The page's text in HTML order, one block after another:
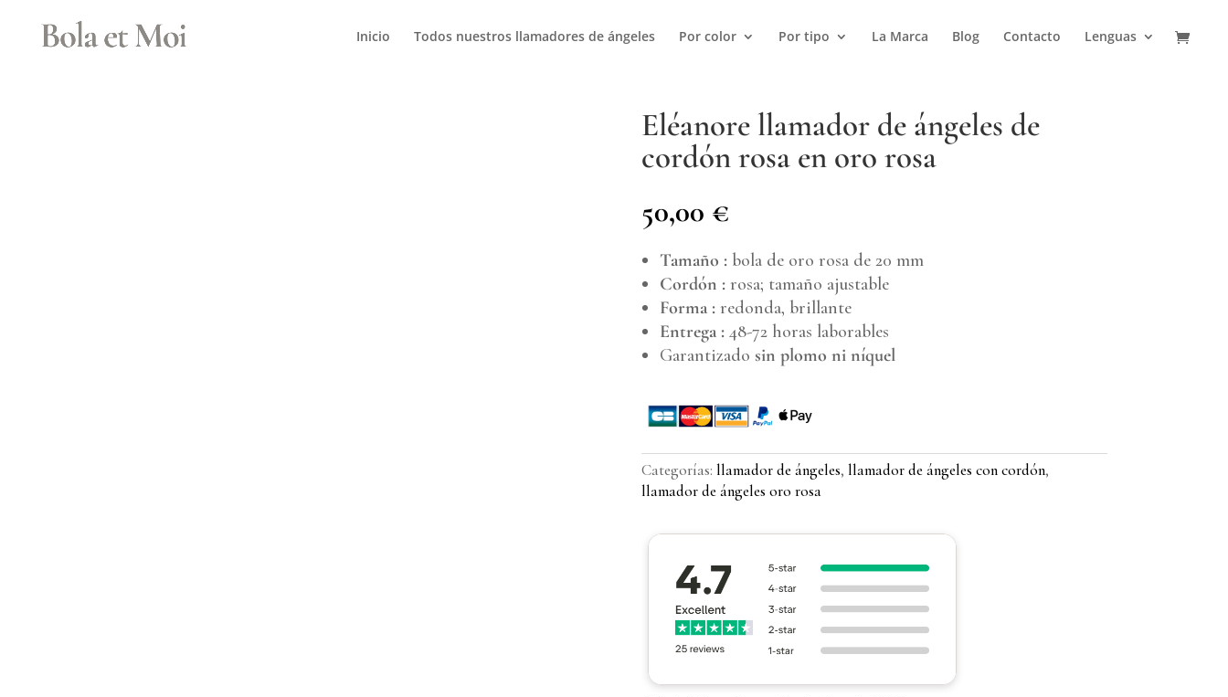
Inicio Todos nuestros llamadores de ángeles Por color Por tipo La Marca Blog Contacto Lenguas
Eléanore llamador de ángeles de
cordón rosa en oro rosa
50,00 €
Tamaño :bola de oro rosa de 20 mm
Cordón :rosa; tamaño ajustable
Forma :redonda, brillante
Entrega :48-72 horas laborables
Garantizado sin plomo ni níquel
Categorías: llamador de ángeles, llamador de ángeles con cordón,
llamador de ángeles oro rosa